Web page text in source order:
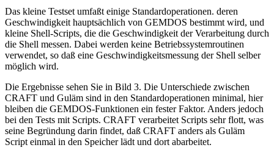
Das kleine Testset umfaßt einige Standardoperationen. deren
Geschwindigkeit hauptsächlich von GEMDOS bestimmt wird, und
kleine Shell-Scripts, die die Geschwindigkeit der Verarbeitung durch
die Shell messen. Dabei werden keine Betriebssystemroutinen
verwendet, so daß eine Geschwindigkeitsmessung der Shell selber
möglich wird.
Die Ergebnisse sehen Sie in Bild 3. Die Unterschiede zwischen
CRAFT und Guläm sind in den Standardoperationen minimal, hier
bleiben die GEMDOS-Funktionen ein fester Faktor. Anders jedoch
bei den Tests mit Scripts. CRAFT verarbeitet Scripts sehr flott, was
seine Begründung darin findet, daß CRAFT anders als Guläm
Script einmal in den Speicher lädt und dort abarbeitet.